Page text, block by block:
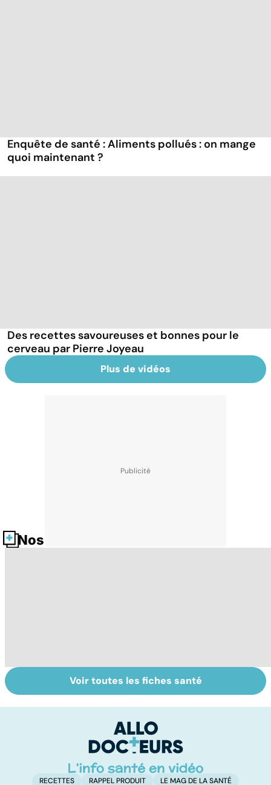
Enquête de santé : Aliments pollués : on mange
quoi maintenant ?
Des recettes savoureuses et bonnes pour le
cerveau par Pierre Joyeau
Plus de vidéos
Nos fiches santé
Tout savoir sur
les infections
Inflammation des
amygdales : que
d'angine ?
Voir toutes les fiches santé
RECETTES RAPPEL PRODUIT LE MAG DE LA SANTÉ